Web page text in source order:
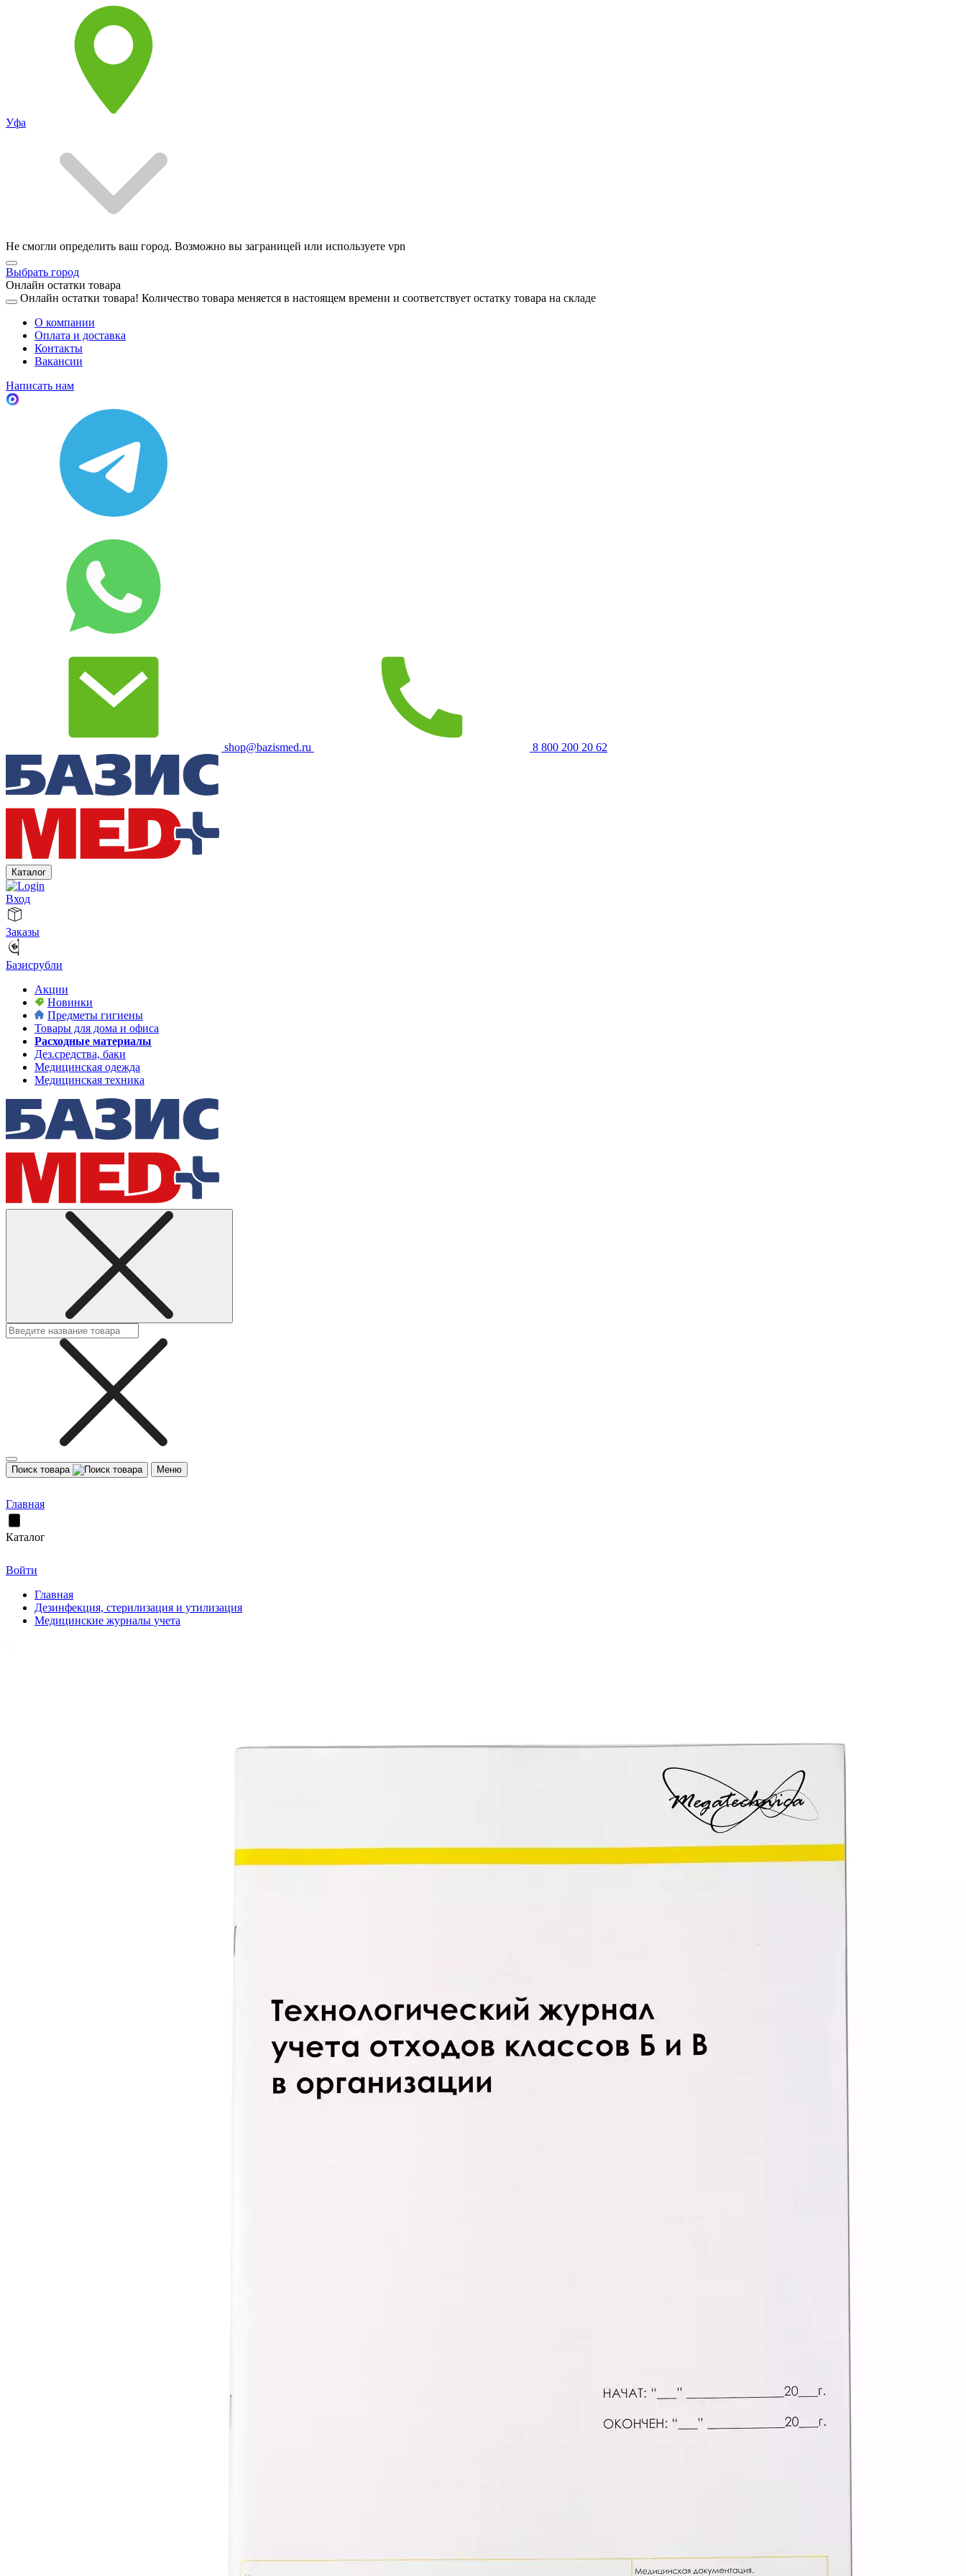
Уфа
Не смогли определить ваш город. Возможно вы заграницей или используете vpn
Выбрать город
Онлайн остатки товара
Онлайн остатки товара! Количество товара меняется в настоящем времени и соответствует остатку товара на складе
О компании
Оплата и доставка
Контакты
Вакансии
Написать нам
shop@bazismed.ru 8 800 200 20 62
Каталог
Вход
Заказы
Базисрубли
Акции
Новинки
Предметы гигиены
Товары для дома и офиса
Расходные материалы
Дез.средства, баки
Медицинская одежда
Медицинская техника
Поиск товара Меню
Главная
Каталог
Войти
Главная
Дезинфекция, стерилизация и утилизация
Медицинские журналы учета